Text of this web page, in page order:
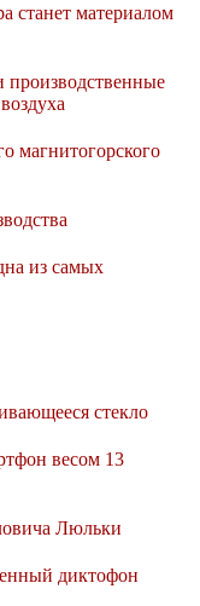
станет материалом
производственные
магнитогорского
из самых
стекло
весом 13
Люльки
диктофон